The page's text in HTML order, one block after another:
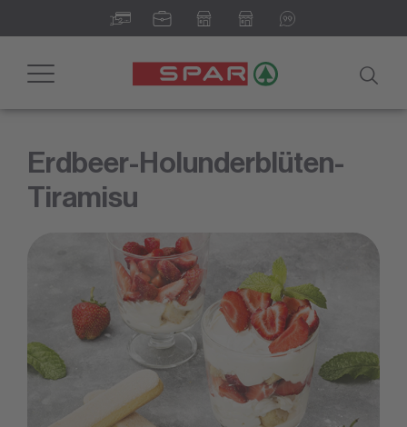
Toggle
Erdbeer-Holunderblüten-
Tiramisu